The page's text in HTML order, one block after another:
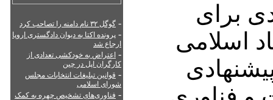
- گوگل ۳۲ نام دامنه را تصاحب کرد
- پرونده اکتا به دیوان دادگستری اروپا
ارجاع شد
- اعتراض به خودکشی تعدادی از
کارگران اپل در چین
- قوانین تبلیغات انتخابات مجلس
شورای اسلامی
- فناوری‌های تشخیص چهره به کمک
برای
اسلامی